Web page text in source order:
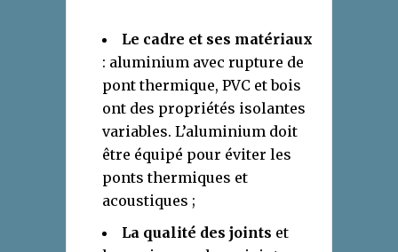
Le cadre et ses matériaux
: aluminium avec rupture de
pont thermique, PVC et bois
ont des propriétés isolantes
variables. L’aluminium doit
être équipé pour éviter les
ponts thermiques et
acoustiques ;
La qualité des joints et